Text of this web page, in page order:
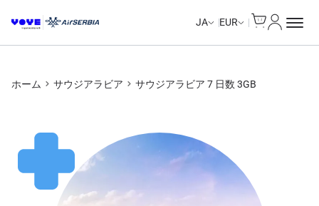
JA EUR
ホーム サウジアラビア サウジアラビア 7 日数 3GB